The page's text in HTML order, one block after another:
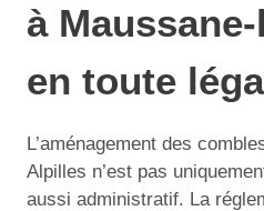
à
en toute
L’aménagement des
Alpilles n’est pas
aussi administratif. La